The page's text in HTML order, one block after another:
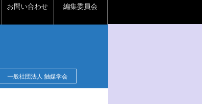
お問い合わせ 編集委員会
一般社団法人 触媒学会